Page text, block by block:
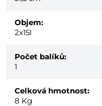
Objem:
2x15l
Počet balíků:
1
Celková hmotnost:
8 Kg